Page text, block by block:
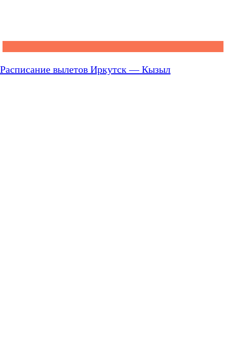
Расписание вылетов Иркутск — Кызыл